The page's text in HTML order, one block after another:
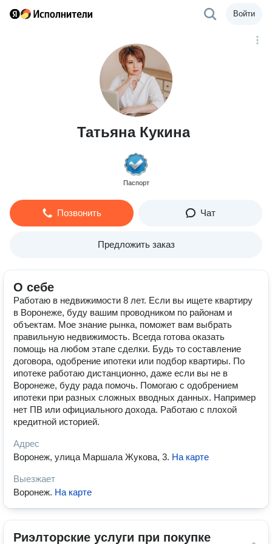
Войти
Татьяна Кукина
Паспорт
Позвонить Чат
Предложить заказ
О себе
Работаю в недвижимости 8 лет. Если вы ищете квартиру
в Воронеже, буду вашим проводником по районам и
объектам. Мое знание рынка, поможет вам выбрать
правильную недвижимость. Всегда готова оказать
помощь на любом этапе сделки. Будь то составление
договора, одобрение ипотеки или подбор квартиры. По
ипотеке работаю дистанционно, даже если вы не в
Воронеже, буду рада помочь. Помогаю с одобрением
ипотеки при разных сложных вводных данных. Например
нет ПВ или официального дохода. Работаю с плохой
кредитной историей.
Адрес
Воронеж, улица Маршала Жукова, 3. На карте
Выезжает
Воронеж. На карте
Риэлторские услуги при покупке